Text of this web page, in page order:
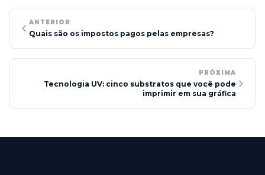
ANTERIOR
Quais são os impostos pagos pelas empresas?
PRÓXIMA
Tecnologia UV: cinco substratos que você pode
imprimir em sua gráfica